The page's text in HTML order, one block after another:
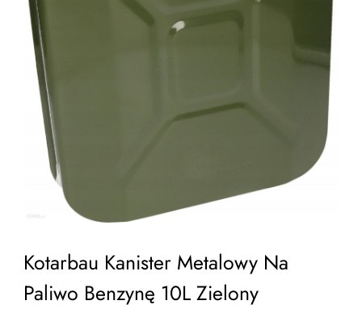
Kotarbau Kanister Metalowy Na
Paliwo Benzynę 10L Zielony